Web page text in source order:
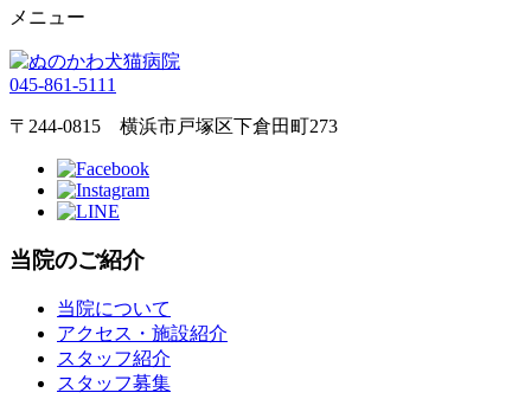
メニュー
045-861-5111
〒244-0815 横浜市戸塚区下倉田町273
当院のご紹介
当院について
アクセス・施設紹介
スタッフ紹介
スタッフ募集